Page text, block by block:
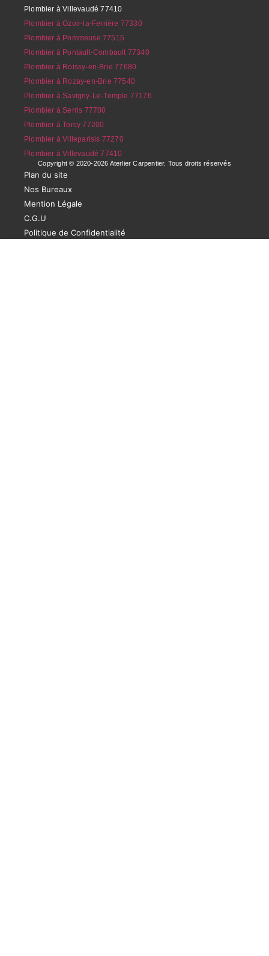
Plombier à Villevaudé 77410
Plombier à Ozoir-la-Ferrière 77330
Plombier à Pommeuse 77515
Plombier à Pontault-Combault 77340
Plombier à Roissy-en-Brie 77680
Plombier à Rozay-en-Brie 77540
Plombier à Savigny-Le-Temple 77176
Plombier à Serris 77700
Plombier à Torcy 77200
Plombier à Villeparisis 77270
Plombier à Villevaudé 77410
Copyright © 2020-2026 Aterlier Carpentier. Tous droits réservés
Plan du site
Nos Bureaux
Mention Légale
C.G.U
Politique de Confidentialité